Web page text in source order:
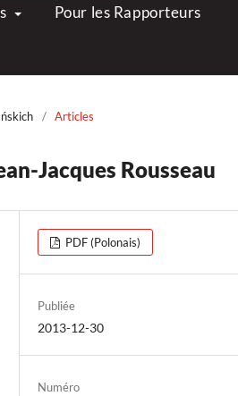
Pour les Rapporteurs
/ Articles
Jacques Rousseau
PDF (Polonais)
Publiée
2013-12-30
Numéro